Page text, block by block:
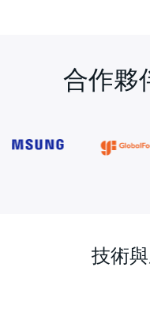
合作夥
技術